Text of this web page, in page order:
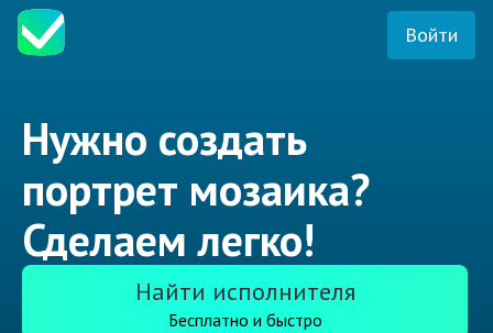
Войти
Нужно создать
портрет мозаика?
Сделаем легко!
Найти исполнителя
Бесплатно и быстро